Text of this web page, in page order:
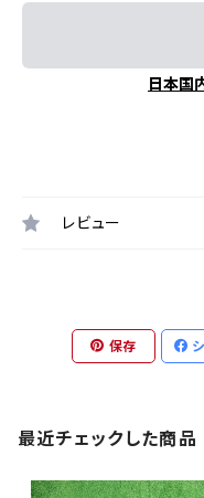
日本国
レビュー
保存
最近チェックした商品